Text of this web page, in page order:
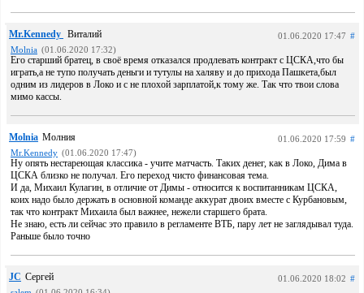
Mr.Kennedy Виталий 01.06.2020 17:47 #
Molnia (01.06.2020 17:32)
Его старший братец, в своё время отказался продлевать контракт с ЦСКА,что бы
играть,а не тупо получать деньги и тутулы на халяву и до прихода Пашкета,был
одним из лидеров в Локо и с не плохой зарплатой,к тому же. Так что твои слова
мимо кассы.
Molnia Молния 01.06.2020 17:59 #
Mr.Kennedy (01.06.2020 17:47)
Ну опять нестареющая классика - учите матчасть. Таких денег, как в Локо, Дима в
ЦСКА близко не получал. Его переход чисто финансовая тема.
И да, Михаил Кулагин, в отличие от Димы - относится к воспитанникам ЦСКА,
коих надо было держать в основной команде аккурат двоих вместе с Курбановым,
так что контракт Михаила был важнее, нежели старшего брата.
Не знаю, есть ли сейчас это правило в регламенте ВТБ, пару лет не заглядывал туда.
Раньше было точно
JC Сергей 01.06.2020 18:02 #